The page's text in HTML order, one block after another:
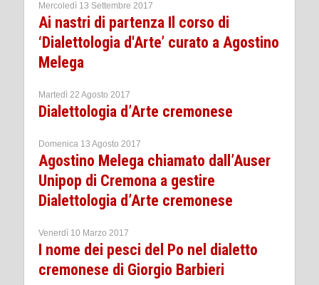
Mercoledì 13 Settembre 2017
Ai nastri di partenza Il corso di
‘Dialettologia d'Arte’ curato a Agostino
Melega
Martedì 22 Agosto 2017
Dialettologia d’Arte cremonese
Domenica 13 Agosto 2017
Agostino Melega chiamato dall’Auser
Unipop di Cremona a gestire
Dialettologia d’Arte cremonese
Venerdì 10 Marzo 2017
I nome dei pesci del Po nel dialetto
cremonese di Giorgio Barbieri